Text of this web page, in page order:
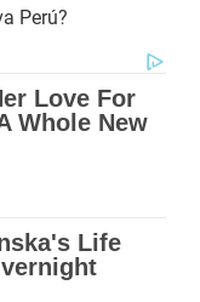
Perú?